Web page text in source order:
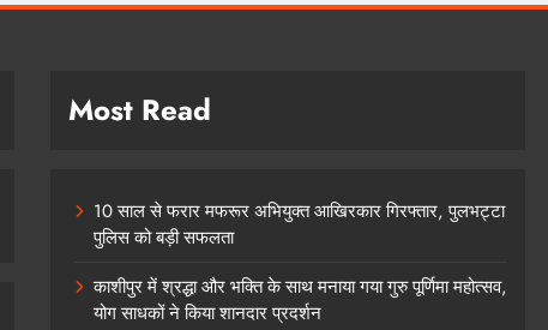
Most Read
10 साल से फरार मफरूर अभियुक्त आखिरकार गिरफ्तार, पुलभट्टा
पुलिस को बड़ी सफलता
काशीपुर में श्रद्धा और भक्ति के साथ मनाया गया गुरु पूर्णिमा महोत्सव,
योग साधकों ने किया शानदार प्रदर्शन